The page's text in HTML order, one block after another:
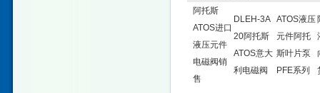
阿托斯
ATOS进口
液压元件
电磁阀销
售
DLEH-3A
20阿托斯
ATOS意大
利电磁阀
ATOS液压
元件阿托
斯叶片泵
PFE系列